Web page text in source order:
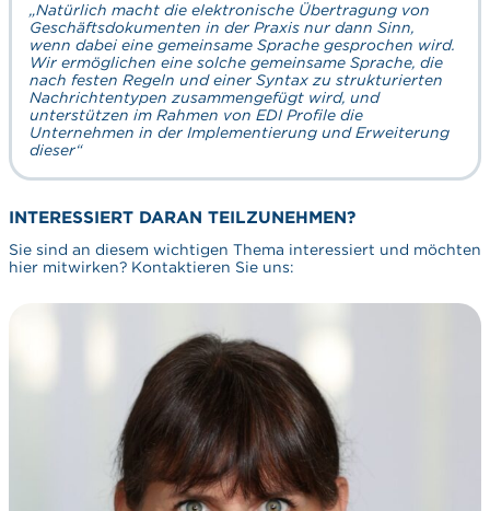
„Natürlich macht die elektronische Übertragung von
Geschäftsdokumenten in der Praxis nur dann Sinn,
wenn dabei eine gemeinsame Sprache gesprochen wird.
Wir ermöglichen eine solche gemeinsame Sprache, die
nach festen Regeln und einer Syntax zu strukturierten
Nachrichtentypen zusammengefügt wird, und
unterstützen im Rahmen von EDI Profile die
Unternehmen in der Implementierung und Erweiterung
dieser“
INTERESSIERT DARAN TEILZUNEHMEN?
Sie sind an diesem wichtigen Thema interessiert und möchten
hier mitwirken? Kontaktieren Sie uns: